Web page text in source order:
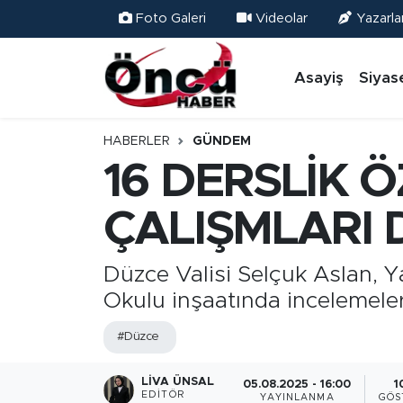
Foto Galeri Videolar
Asayiş
HABERLER GÜNDEM
16 DERSLİK
ÇALIŞMLARI
Düzce Valisi Selçuk Aslan,
Okulu inşaatında
#Düzce
LIVA ÜNSAL
EDITÖR
05.08.2025 - 16:00
YAYINLANMA
Sağlık & Çevre
Yerel Haber
Öncü Radyo Dinle
Öncü TV İzle
Düzce Nöbetçi Eczaneler
Düzce Hava Durumu
Düzce Namaz Vakitleri
Süper Lig Puan Durumu ve Fikstür
Tüm Manşetler
Son Dakika Haberleri
Haber Arşivi